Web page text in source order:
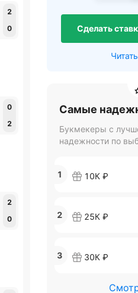
2
0
0
2
2
0
Сделать
Самые
Букмекеры с
надежности по
1 10К ₽
2 25К ₽
3 30К ₽